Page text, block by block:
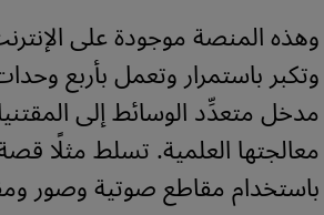
وتكبر باستمرار وتعمل بأربع
مدخل متعدِّد الوسائط إلى
معالجتها العلمية. تسلط مثلًا
باستخدام مقاطع صوتية وصور